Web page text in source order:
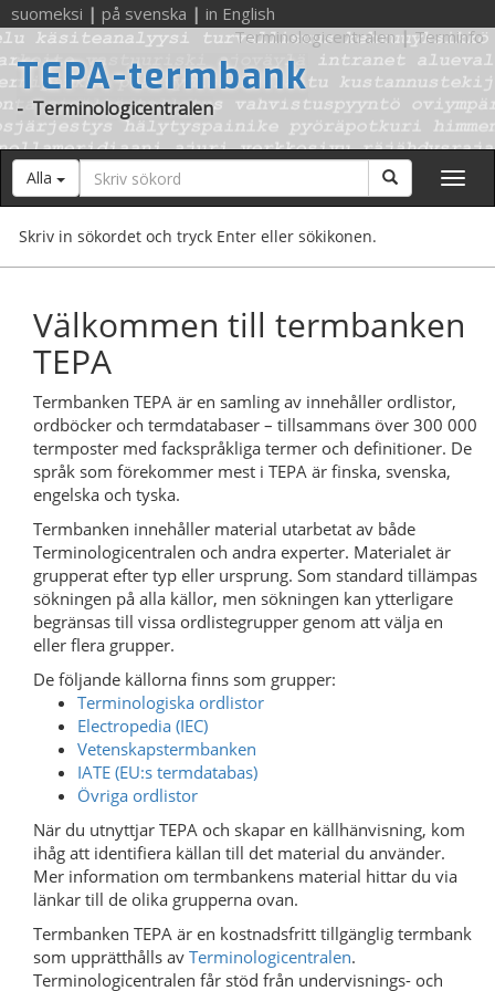
suomeksi | på svenska | in English
Terminologicentralen | Terminfo
TEPA-termbank
- Terminologicentralen
Alla Sökord Sök